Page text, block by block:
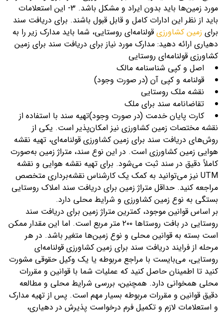
مورد زمین‌ها باید بدون ایراد و مشکل باشد. 3- این استعلامات
باید از نظر این ادارات کامل و قابل قبول باشند. برای دریافت سند
برای زمین کشاورزی قولنامه‌ای روستایی، شما باید مدارک زیر را به
دهیاری ارائه دهید: مدارک مورد نیاز برای دریافت سند برای زمین
کشاورزی قولنامه‌ای روستایی
اصل و کپی شناسنامه مالک
قولنامه و کپی آن (در صورت وجود)
نقشه ملک روستایی
تقاضانامه سند برای ملک
کارت پایان خدمت (در صورت وجود)تهیه سند با استفاده از
نقشه مختصات زمین کشاورزی نیز امکان‌پذیر است. یکی از
روش‌های دریافت سند برای زمین کشاورزی قولنامه‌ای، تهیه نقشه
هوایی زمین کشاورزی است. در این نوع سند، متراژ زمین به‌صورت
کاملاً دقیق در سند ثبت می‌شود. برای تهیه نقشه هوایی و نقشه
UTM نیز می‌توانید به کمک یک کارشناس نقشه‌برداری متخصص
مراجعه کنید. حداقل متراژ زمین برای دریافت سند املاک روستایی
بستگی به نوع زمین کشاورزی و شرایط محلی دارد.
بر اساس قوانین موجود، کمترین متراژ زمین برای دریافت سند
روستایی در بافت روستاها ۲۰۰ متر مربع است. اما این مقدار ممکن
است بسته به قوانین محلی و نوع زمین‌ها متغیر باشد. در هر
مرحله از فرایند دریافت سند برای زمین کشاورزی قولنامه‌ای
روستایی، می‌بایست با مراجع مربوطه یا یک وکیل حقوقی مشورت
کنید تا اطمینان حاصل کنید که عملیات شما با قوانین و مقررات
محلی همخوانی دارد. همچنین، بررسی شرایط محلی و مطالعه
دقیق قوانین و مقررات مربوطه بسیار مهم است. پس از تهیه مدارک
و استعلامات لازم و تکمیل فرم درخواست پذیرش در دهیاری،